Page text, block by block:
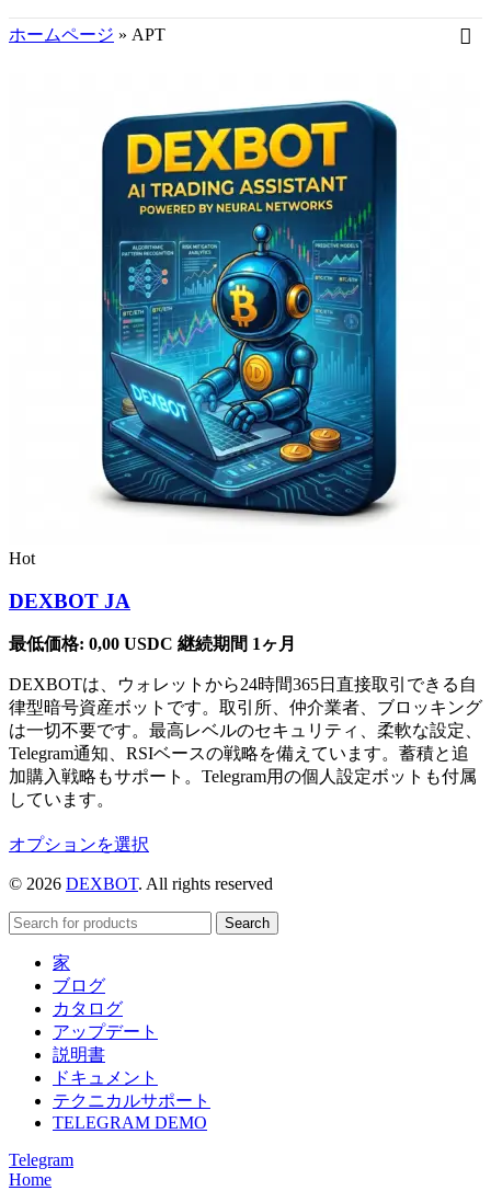
ホームページ » APT
Hot
DEXBOT JA
最低価格: 0,00 USDC 継続期間 1ヶ月
DEXBOTは、ウォレットから24時間365日直接取引できる自
律型暗号資産ボットです。取引所、仲介業者、ブロッキング
は一切不要です。最高レベルのセキュリティ、柔軟な設定、
Telegram通知、RSIベースの戦略を備えています。蓄積と追
加購入戦略もサポート。Telegram用の個人設定ボットも付属
しています。
オプションを選択
商
品
に
の
リ
エ
ー
© 2026 DEXBOT. All rights reserved
Search
家
ブログ
カタログ
アップデート
説明書
ドキュメント
テクニカルサポート
TELEGRAM DEMO
Telegram
Home